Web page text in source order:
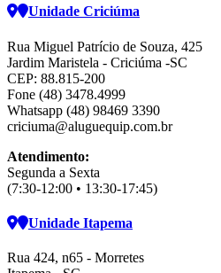
Unidade Criciúma
Rua Miguel Patrício de Souza, 425
Jardim Maristela - Criciúma -SC
CEP: 88.815-200
Fone (48) 3478.4999
Whatsapp (48) 98469 3390
criciuma@aluguequip.com.br
Atendimento:
Segunda a Sexta
(7:30-12:00 • 13:30-17:45)
Unidade Itapema
Rua 424, n65 - Morretes